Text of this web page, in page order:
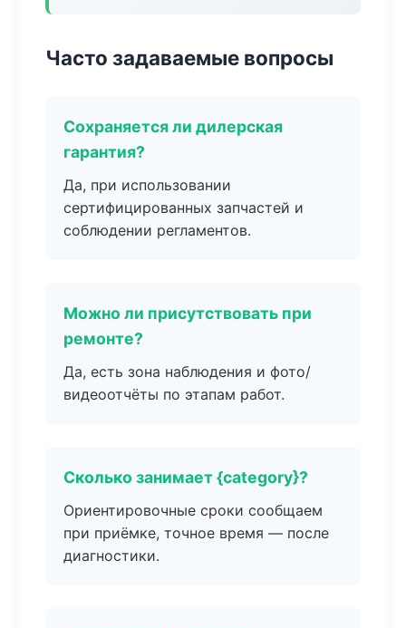
Часто задаваемые вопросы
Сохраняется ли дилерская
гарантия?
Да, при использовании
сертифицированных запчастей и
соблюдении регламентов.
Можно ли присутствовать при
ремонте?
Да, есть зона наблюдения и фото/
видеоотчёты по этапам работ.
Сколько занимает {category}?
Ориентировочные сроки сообщаем
при приёмке, точное время — после
диагностики.